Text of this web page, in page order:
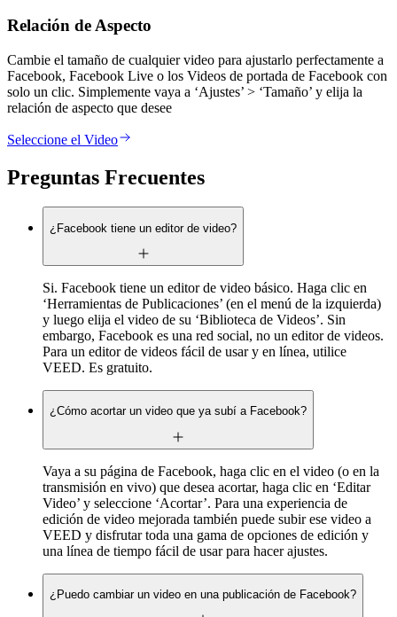
Relación de Aspecto
Cambie el tamaño de cualquier video para ajustarlo perfectamente a
Facebook, Facebook Live o los Videos de portada de Facebook con
solo un clic. Simplemente vaya a ‘Ajustes’ > ‘Tamaño’ y elija la
relación de aspecto que desee
Seleccione el Video
Preguntas Frecuentes
¿Facebook tiene un editor de video?
Si. Facebook tiene un editor de video básico. Haga clic en
‘Herramientas de Publicaciones’ (en el menú de la izquierda)
y luego elija el video de su ‘Biblioteca de Videos’. Sin
embargo, Facebook es una red social, no un editor de videos.
Para un editor de videos fácil de usar y en línea, utilice
VEED. Es gratuito.
¿Cómo acortar un video que ya subí a Facebook?
Vaya a su página de Facebook, haga clic en el video (o en la
transmisión en vivo) que desea acortar, haga clic en ‘Editar
Video’ y seleccione ‘Acortar’. Para una experiencia de
edición de video mejorada también puede subir ese video a
VEED y disfrutar toda una gama de opciones de edición y
una línea de tiempo fácil de usar para hacer ajustes.
¿Puedo cambiar un video en una publicación de Facebook?